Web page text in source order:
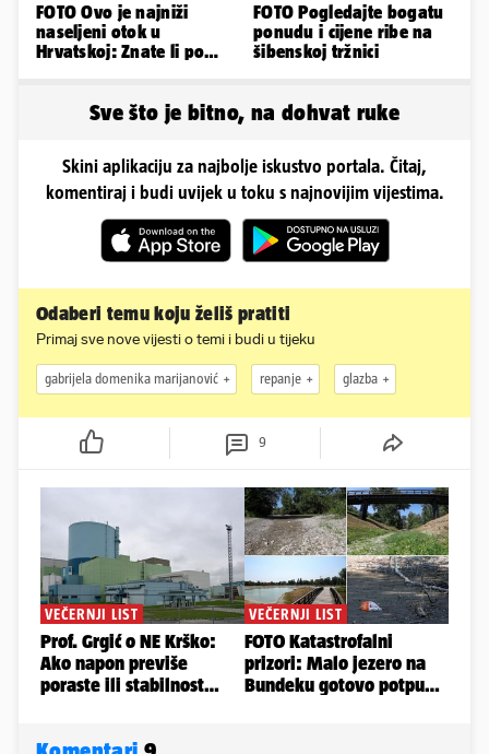
FOTO Ovo je najniži
naseljeni otok u
Hrvatskoj: Znate li po
FOTO Pogledajte bogatu
ponudu i cijene ribe na
šibenskoj tržnici
Sve što je bitno, na dohvat ruke
Skini aplikaciju za najbolje iskustvo portala. Čitaj,
komentiraj i budi uvijek u toku s najnovijim vijestima.
Odaberi temu koju želiš pratiti
Primaj sve nove vijesti o temi i budi u tijeku
gabrijela domenika marijanović repanje glazba
9